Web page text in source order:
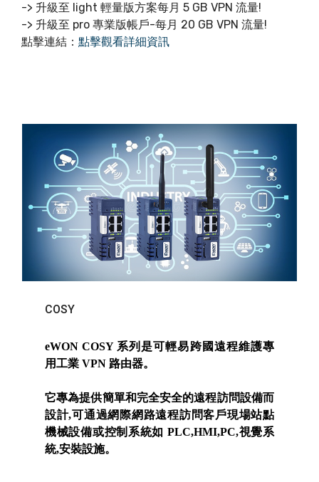
-> 升級至 light 輕量版方案每月 5 GB VPN 流量!
-> 升級至 pro 專業版帳戶-每月 20 GB VPN 流量!
點擊連結： 點擊觀看詳細資訊
COSY
eWON COSY 系列是可輕易跨國遠程維護專
用工業 VPN 路由器。
它專為提供簡單和完全安全的遠程訪問設備而
設計,可通過網際網路遠程訪問客戶現場站點
機械設備或控制系統如 PLC,HMI,PC,視覺系
統,安裝設施。